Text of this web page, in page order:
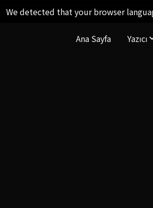
Ana Sayfa Yazıcı
We detected that your browser